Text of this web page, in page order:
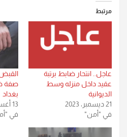
مرتبط
عاجل.. انتحار ضابط برتبة
عقيد داخل منزله وسط
الديوانية
21 ديسمبر، 2023
في "أمن"
صفة
بغداد
13 أغسطس، 2024
في